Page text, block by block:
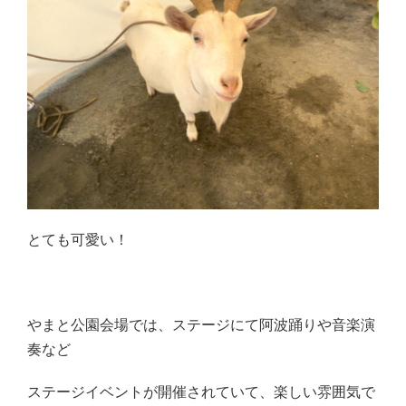
とても可愛い！
やまと公園会場では、ステージにて阿波踊りや音楽演
奏など
ステージイベントが開催されていて、楽しい雰囲気で